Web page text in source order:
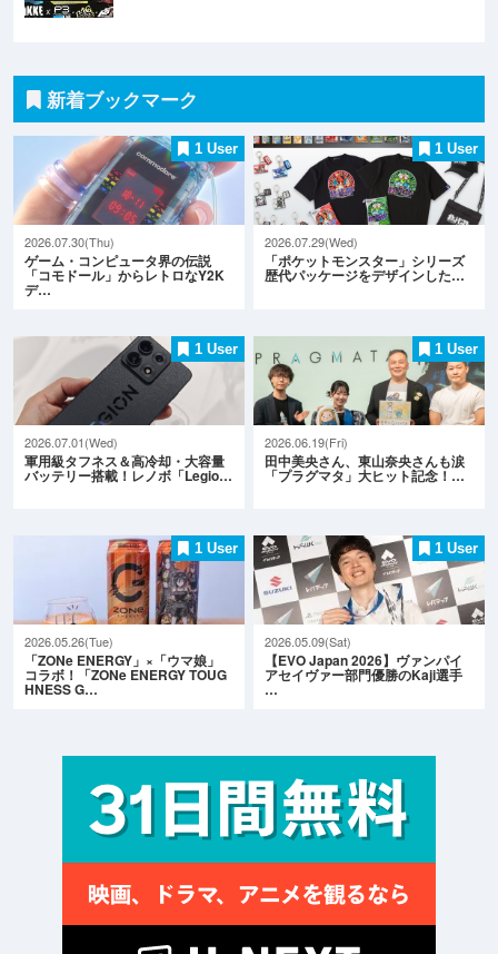
新着ブックマーク
1 User
2026.07.30(Thu)
ゲーム・コンピュータ界の伝説
「コモドール」からレトロなY2K
デ…
1 User
2026.07.29(Wed)
「ポケットモンスター」シリーズ
歴代パッケージをデザインした…
1 User
2026.07.01(Wed)
軍用級タフネス＆高冷却・大容量
バッテリー搭載！レノボ「Legio…
1 User
2026.06.19(Fri)
田中美央さん、東山奈央さんも涙
「プラグマタ」大ヒット記念！…
1 User
2026.05.26(Tue)
「ZONe ENERGY」×「ウマ娘」
コラボ！「ZONe ENERGY TOUG
HNESS G…
1 User
2026.05.09(Sat)
【EVO Japan 2026】ヴァンパイ
アセイヴァー部門優勝のKaji選手
…